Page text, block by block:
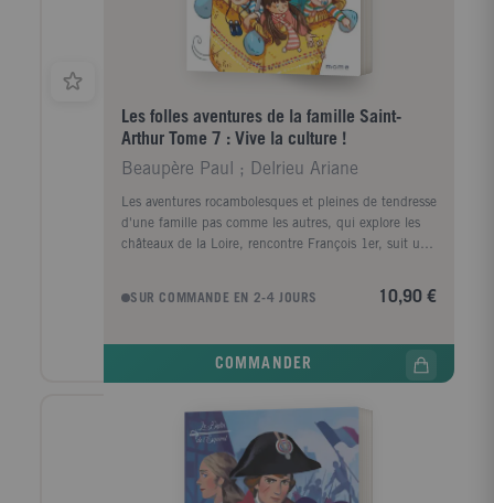
difficultés et de joies, et s'embarquent dans une
aventure qui les mènera bien plus loin qu'ils ne
l'imaginent !
Les folles aventures de la famille Saint-
Arthur Tome 7 : Vive la culture !
Beaupère Paul ; Delrieu Ariane
Les aventures rocambolesques et pleines de tendresse
d'une famille pas comme les autres, qui explore les
châteaux de la Loire, rencontre François 1er, suit un
SUR COMMANDE EN 2-4 JOURS
10,90 €
COMMANDER